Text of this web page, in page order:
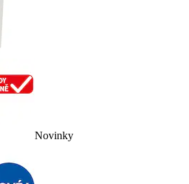
Novinky